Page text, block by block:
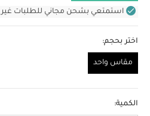
استمتعي بشحن مجاني للطلبات غير
اختر بحجم:
مقاس واحد
الكمية: